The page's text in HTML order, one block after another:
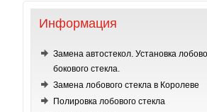
Информация
Замена автостекол. Установка
бокового стекла.
Замена лобового стекла в Королеве
Полировка лобового стекла